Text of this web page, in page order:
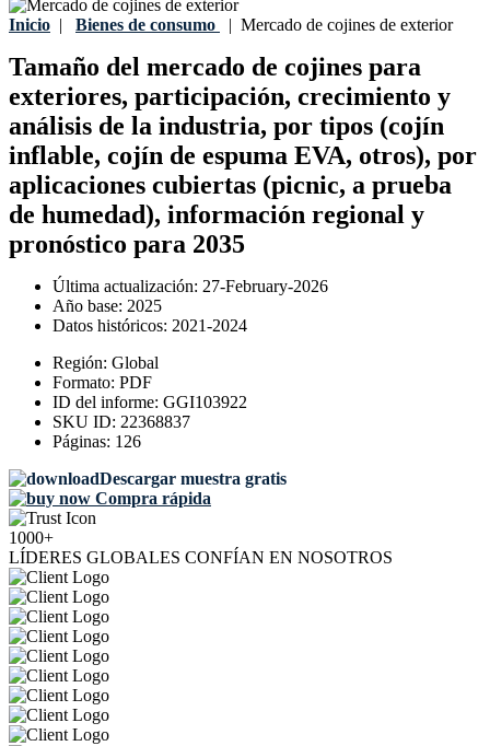
Inicio | Bienes de consumo | Mercado de cojines de exterior
Tamaño del mercado de cojines para
exteriores, participación, crecimiento y
análisis de la industria, por tipos (cojín
inflable, cojín de espuma EVA, otros), por
aplicaciones cubiertas (picnic, a prueba
de humedad), información regional y
pronóstico para 2035
Última actualización: 27-February-2026
Año base: 2025
Datos históricos: 2021-2024
Región: Global
Formato: PDF
ID del informe: GGI103922
SKU ID: 22368837
Páginas: 126
Descargar muestra gratis
Compra rápida
1000+
LÍDERES GLOBALES CONFÍAN EN NOSOTROS